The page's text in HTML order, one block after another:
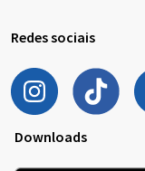
Redes sociais
Downloads